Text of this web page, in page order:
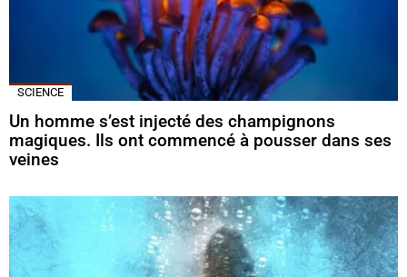
SCIENCE
Un homme s’est injecté des champignons
magiques. Ils ont commencé à pousser dans ses
veines